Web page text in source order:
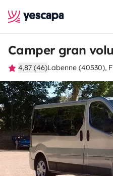
Camper gran
4,87 (46)Labenne (40530),